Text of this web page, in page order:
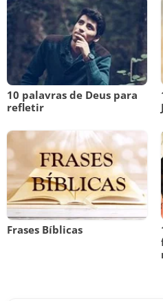
10 palavras de Deus para
refletir
Frases Bíblicas